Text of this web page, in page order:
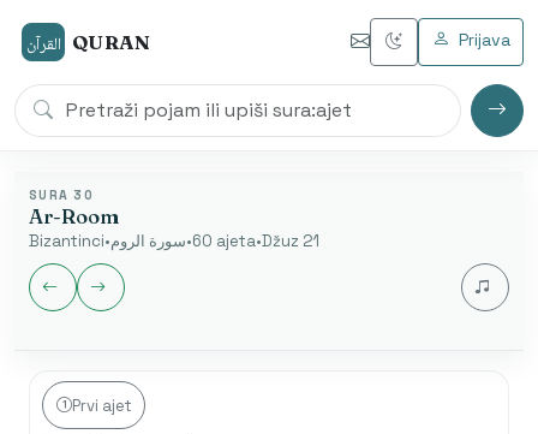
القرآن QURAN Prijava
SURA 30
Ar-Room
Bizantinci•سورة الروم•60 ajeta•Džuz 21
Jezik audia
Prvi ajet